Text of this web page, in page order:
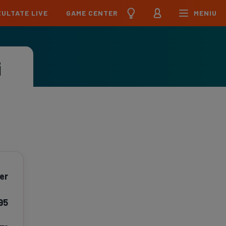
League
League
U21
LIVE GAME CENTER MENIU